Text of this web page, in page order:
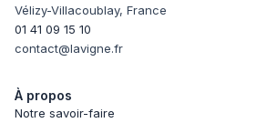
Vélizy-Villacoublay, France
01 41 09 15 10
contact@lavigne.fr
À propos
Notre savoir-faire